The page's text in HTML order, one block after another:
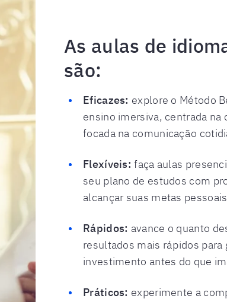
As aulas de
são:
Eficazes: explore o Método
ensino imersiva, centrada na
focada na comunicação
Flexíveis:faça aulas
seu plano de estudos com
alcançar suas metas
Rápidos: avance o quanto
resultados mais rápidos para
investimento antes do que
Práticos: experimente a